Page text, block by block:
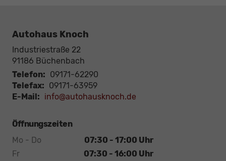
Autohaus Knoch
Industriestraße 22
91186 Büchenbach
Telefon: 09171-62290
Telefax: 09171-63959
E-Mail: info@autohausknoch.de
Öffnungszeiten
Mo - Do
07:30 - 17:00 Uhr
Fr
07:30 - 16:00 Uhr